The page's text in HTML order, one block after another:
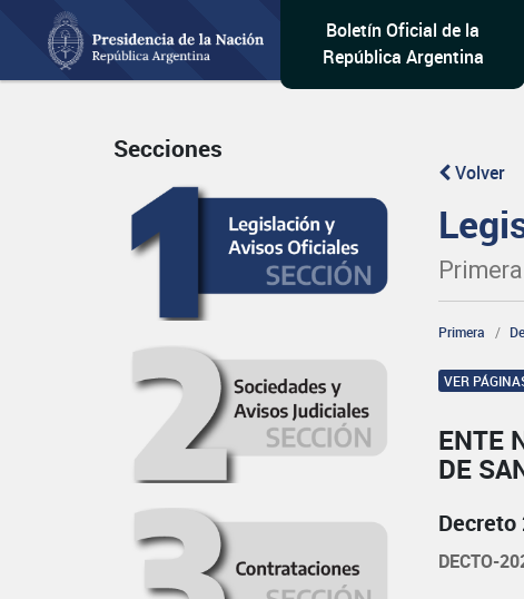
Boletín Oficial de la
República Argentina
Secciones
Volver
Primera
VER
ENTE
DE
DECTO-